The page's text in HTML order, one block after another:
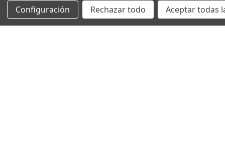
Configuración Rechazar todo Aceptar todas